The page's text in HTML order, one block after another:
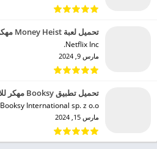
تحميل لعبة Money Heist مهكرة للاندرويد 2024
Netflix Inc.‏
مارس 9, 2024
تحميل تطبيق Booksy مهكر للاندرويد 2024
Booksy International sp. z o.o.‏
مارس 15, 2024